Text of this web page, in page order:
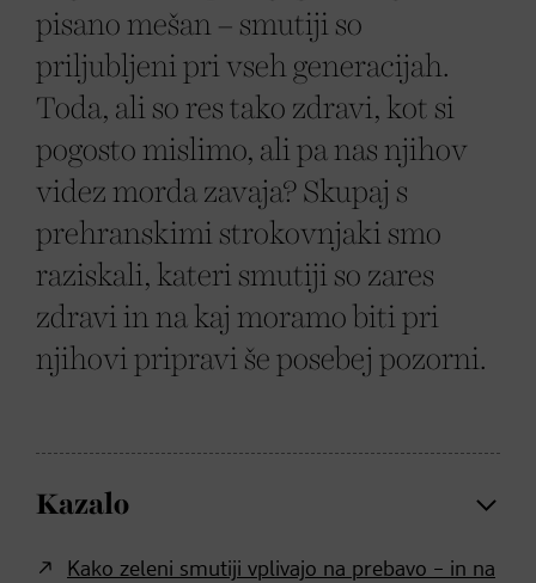
pisano mešan – smutiji so
priljubljeni pri vseh generacijah.
Toda, ali so res tako zdravi, kot si
pogosto mislimo, ali pa nas njihov
videz morda zavaja? Skupaj s
prehranskimi strokovnjaki smo
raziskali, kateri smutiji so zares
zdravi in na kaj moramo biti pri
njihovi pripravi še posebej pozorni.
Kazalo
Kako zeleni smutiji vplivajo na prebavo – in na